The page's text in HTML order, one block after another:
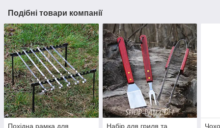
Подібні товари компанії
Похідна рамка для
Набір для гриля та